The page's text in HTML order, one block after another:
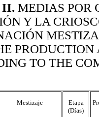
II. MEDIAS POR
Y LA
TO THE
Mestizaje
Etapa
(Días)